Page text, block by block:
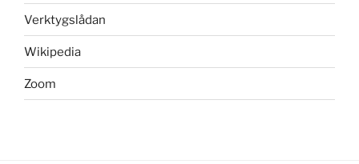
Verktygslådan
Wikipedia
Zoom